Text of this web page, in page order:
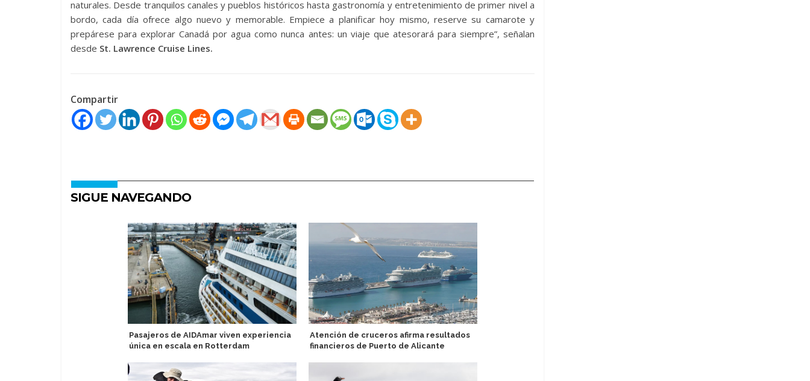
naturales. Desde tranquilos canales y pueblos históricos hasta gastronomía y entretenimiento de primer nivel a
bordo, cada día ofrece algo nuevo y memorable. Empiece a planificar hoy mismo, reserve su camarote y
prepárese para explorar Canadá por agua como nunca antes: un viaje que atesorará para siempre”, señalan
desde St. Lawrence Cruise Lines.
Compartir
SIGUE NAVEGANDO
Pasajeros de AIDAmar viven experiencia
única en escala en Rotterdam
Atención de cruceros afirma resultados
financieros de Puerto de Alicante